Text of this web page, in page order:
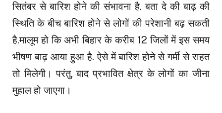
सितंबर से बारिश होने की संभावना है. बता दे की बाढ़ की
स्थिति के बीच बारिश होने से लोगों की परेशानी बढ़ सकती
है.मालूम हो कि अभी बिहार के करीब 12 जिलों में इस समय
भीषण बाढ़ आया हुआ है. ऐसे में बारिश होने से गर्मी से राहत
तो मिलेगी। परंतु, बाद प्रभावित क्षेत्र के लोगों का जीना
मुहाल हो जाएगा।